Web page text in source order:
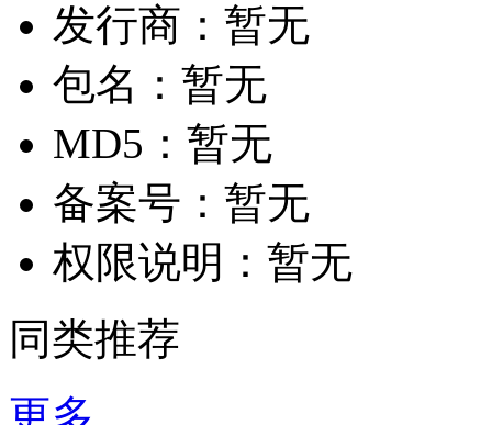
发行商： 暂无
包名： 暂无
MD5： 暂无
备案号： 暂无
权限说明： 暂无
同类推荐